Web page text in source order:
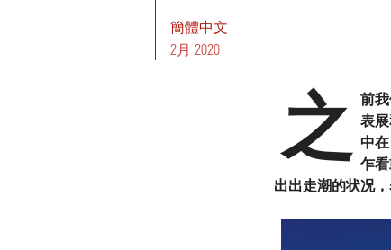
簡體中文
2月 2020
之
前
表
中
乍
出出走潮的状况